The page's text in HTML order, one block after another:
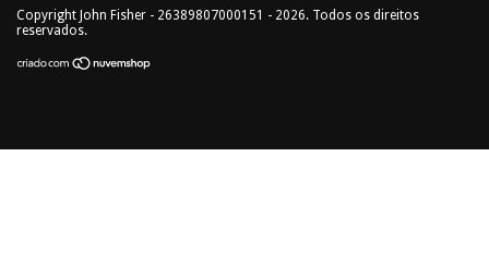
Copyright John Fisher - 26389807000151 - 2026. Todos os direitos
reservados.